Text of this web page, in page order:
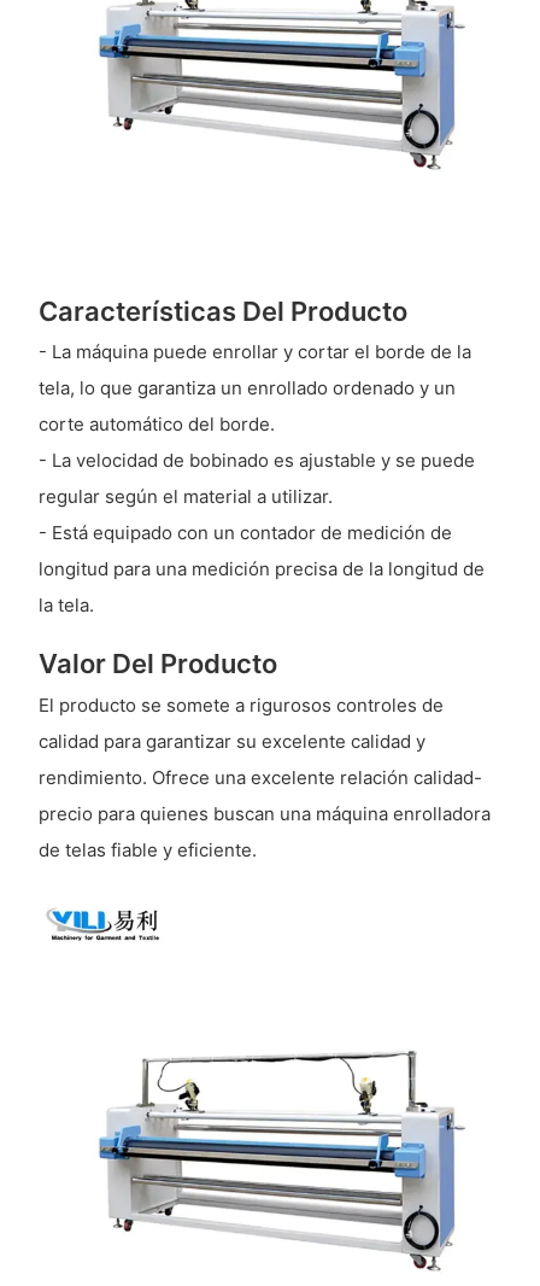
Características Del Producto
- La máquina puede enrollar y cortar el borde de la
tela, lo que garantiza un enrollado ordenado y un
corte automático del borde.
- La velocidad de bobinado es ajustable y se puede
regular según el material a utilizar.
- Está equipado con un contador de medición de
longitud para una medición precisa de la longitud de
la tela.
Valor Del Producto
El producto se somete a rigurosos controles de
calidad para garantizar su excelente calidad y
rendimiento. Ofrece una excelente relación calidad-
precio para quienes buscan una máquina enrolladora
de telas fiable y eficiente.